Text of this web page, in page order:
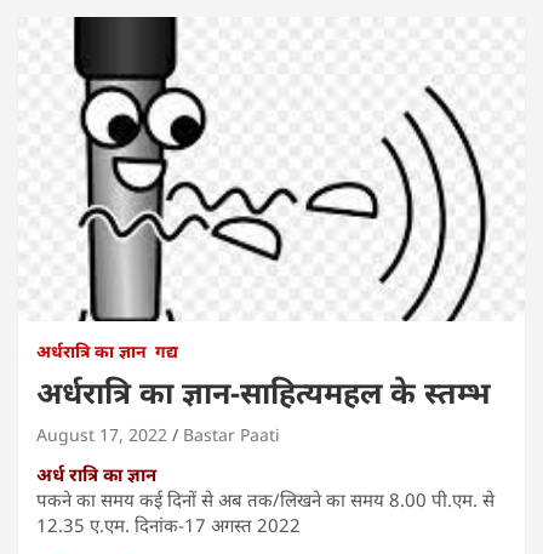
अर्धरात्रि का ज्ञान गद्य
अर्धरात्रि का ज्ञान-साहित्यमहल के स्तम्भ
August 17, 2022 Bastar Paati
अर्ध रात्रि का ज्ञान
पकने का समय कई दिनों से अब तक/लिखने का समय 8.00 पी.एम. से
12.35 ए.एम. दिनांक-17 अगस्त 2022